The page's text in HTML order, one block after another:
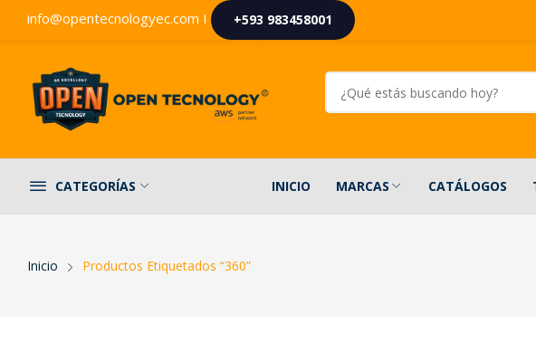
info@opentecnologyec.com I +593 983458001
CATEGORÍAS INICIO MARCAS CATÁLOGOS
Inicio Productos Etiquetados “360”